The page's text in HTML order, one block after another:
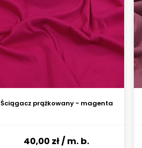
Ściągacz prążkowany - magenta
40,00 zł / m. b.